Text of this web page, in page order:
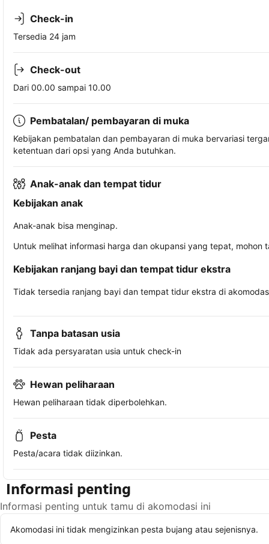
Check-in
Tersedia 24 jam
Check-out
Dari 00.00 sampai 10.00
Pembatalan/ pembayaran di muka
Kebijakan pembatalan dan pembayaran di muka bervariasi
ketentuan dari opsi yang Anda butuhkan.
Anak-anak dan tempat tidur
Kebijakan anak
Anak-anak bisa menginap.
Untuk melihat informasi harga dan okupansi yang tepat,
Kebijakan ranjang bayi dan tempat tidur ekstra
Tidak tersedia ranjang bayi dan tempat tidur ekstra di
Tanpa batasan usia
Tidak ada persyaratan usia untuk check-in
Hewan peliharaan
Hewan peliharaan tidak diperbolehkan.
Pesta
Pesta/acara tidak diizinkan.
Informasi penting
Informasi penting untuk tamu di akomodasi ini
Akomodasi ini tidak mengizinkan pesta bujang atau sejenisnya.